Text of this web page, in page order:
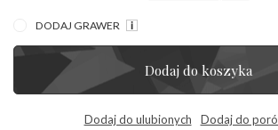
DODAJ GRAWER
Dodaj do koszyka
Dodaj do ulubionych Dodaj do